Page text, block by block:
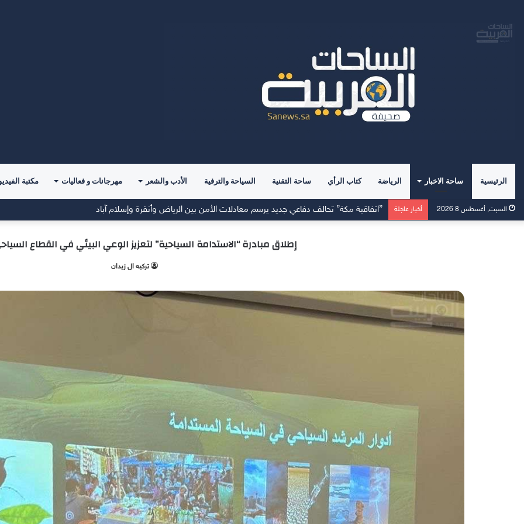
الرئيسية ساحة الاخبار الرياضة كتاب الرأي ساحة التقنية السياحة والترفية الأدب والشعر مهرجانات و فعاليات مكتبة
السبت, أغسطس 8 2026 أخبار عاجلة القادسية يفوز على الرفاع الشرقي بسداسية في آخر مبارياته الودية قُبيل انطلاق الدوري
إطلاق مبادرة “الاستدامة السياحية” لتعزيز الوعي البيئي في القطاع
تركيه ال زيدان